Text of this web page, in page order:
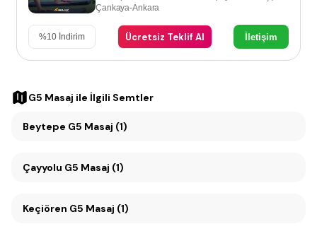
Çankaya-Ankara
%10 İndirim Ücretsiz Teklif Al İletişim
G5 Masaj ile İlgili Semtler
Beytepe G5 Masaj (1)
Çayyolu G5 Masaj (1)
Keçiören G5 Masaj (1)